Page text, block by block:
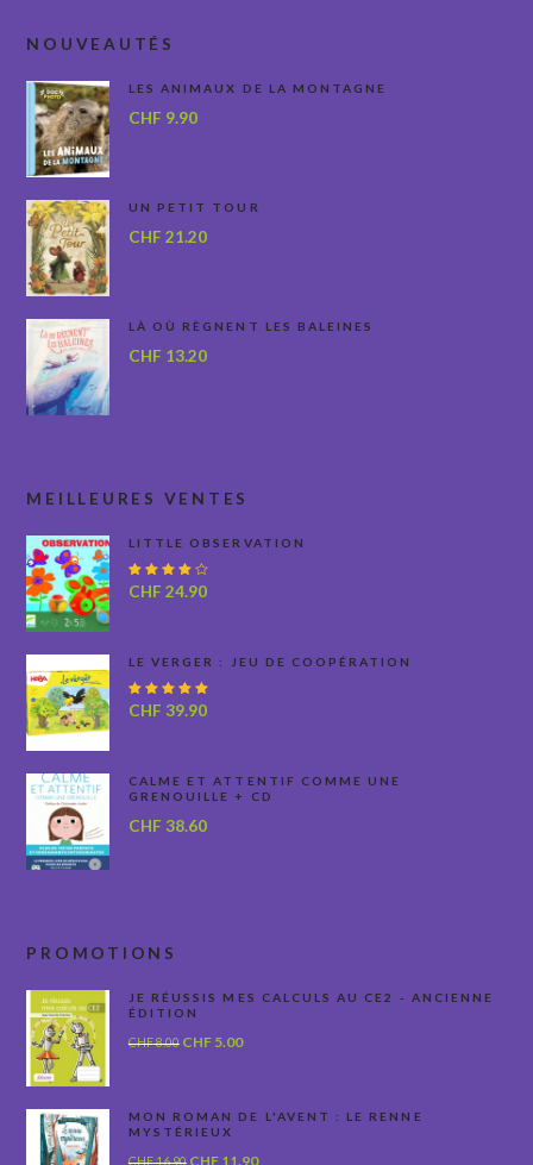
NOUVEAUTÉS
LES ANIMAUX DE LA MONTAGNE
CHF 9.90
UN PETIT TOUR
CHF 21.20
LÀ OÙ RÈGNENT LES BALEINES
CHF 13.20
MEILLEURES VENTES
LITTLE OBSERVATION
Note
CHF 24.90
LE VERGER : JEU DE COOPÉRATION
Note
CHF 39.90
CALME ET ATTENTIF COMME UNE
GRENOUILLE + CD
CHF 38.60
PROMOTIONS
JE RÉUSSIS MES CALCULS AU CE2 - ANCIENNE
ÉDITION
CHF8.00 Le
était :
CHF 8.00.
CHF5.00Le
est :
MON ROMAN DE L'AVENT : LE RENNE
MYSTÉRIEUX
CHF16.90 Le
CHF11.90Le